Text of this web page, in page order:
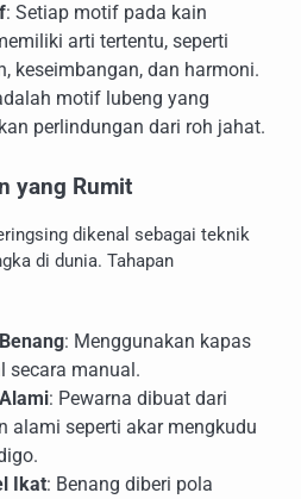
: Setiap motif pada kain
arti tertentu, seperti
keseimbangan, dan harmoni.
motif lubeng yang
perlindungan dari roh jahat.
yang Rumit
dikenal sebagai teknik
di dunia. Tahapan
: Menggunakan kapas
secara manual.
: Pewarna dibuat dari
alami seperti akar mengkudu
Ikat: Benang diberi pola